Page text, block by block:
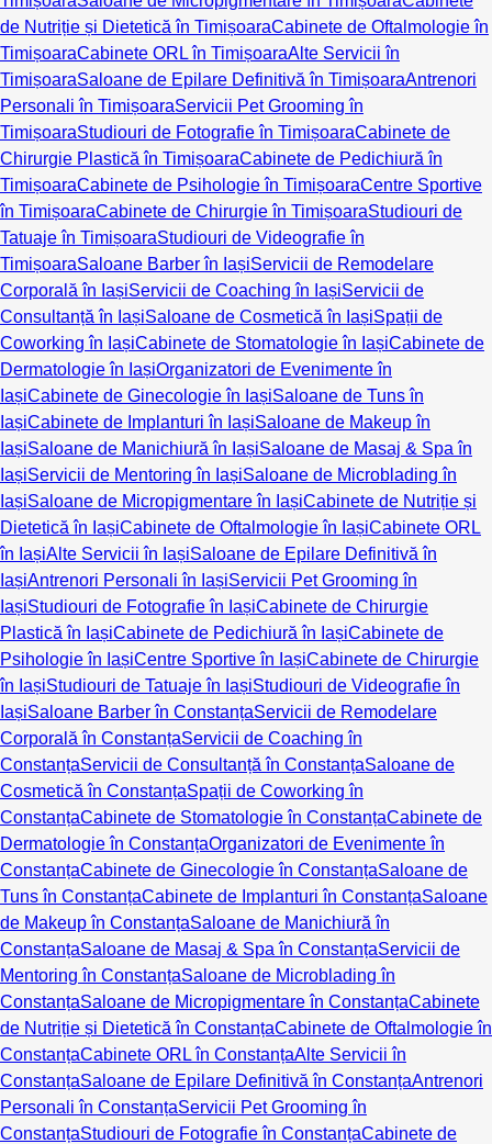
de Nutriție și Dietetică în TimișoaraCabinete de Oftalmologie în
TimișoaraCabinete ORL în TimișoaraAlte Servicii în
TimișoaraSaloane de Epilare Definitivă în TimișoaraAntrenori
Personali în TimișoaraServicii Pet Grooming în
TimișoaraStudiouri de Fotografie în TimișoaraCabinete de
Chirurgie Plastică în TimișoaraCabinete de Pedichiură în
TimișoaraCabinete de Psihologie în TimișoaraCentre Sportive
în TimișoaraCabinete de Chirurgie în TimișoaraStudiouri de
Tatuaje în TimișoaraStudiouri de Videografie în
TimișoaraSaloane Barber în IașiServicii de Remodelare
Corporală în IașiServicii de Coaching în IașiServicii de
Consultanță în IașiSaloane de Cosmetică în IașiSpații de
Coworking în IașiCabinete de Stomatologie în IașiCabinete de
Dermatologie în IașiOrganizatori de Evenimente în
IașiCabinete de Ginecologie în IașiSaloane de Tuns în
IașiCabinete de Implanturi în IașiSaloane de Makeup în
IașiSaloane de Manichiură în IașiSaloane de Masaj & Spa în
IașiServicii de Mentoring în IașiSaloane de Microblading în
IașiSaloane de Micropigmentare în IașiCabinete de Nutriție și
Dietetică în IașiCabinete de Oftalmologie în IașiCabinete ORL
în IașiAlte Servicii în IașiSaloane de Epilare Definitivă în
IașiAntrenori Personali în IașiServicii Pet Grooming în
IașiStudiouri de Fotografie în IașiCabinete de Chirurgie
Plastică în IașiCabinete de Pedichiură în IașiCabinete de
Psihologie în IașiCentre Sportive în IașiCabinete de Chirurgie
în IașiStudiouri de Tatuaje în IașiStudiouri de Videografie în
IașiSaloane Barber în ConstanțaServicii de Remodelare
Corporală în ConstanțaServicii de Coaching în
ConstanțaServicii de Consultanță în ConstanțaSaloane de
Cosmetică în ConstanțaSpații de Coworking în
ConstanțaCabinete de Stomatologie în ConstanțaCabinete de
Dermatologie în ConstanțaOrganizatori de Evenimente în
ConstanțaCabinete de Ginecologie în ConstanțaSaloane de
Tuns în ConstanțaCabinete de Implanturi în ConstanțaSaloane
de Makeup în ConstanțaSaloane de Manichiură în
ConstanțaSaloane de Masaj & Spa în ConstanțaServicii de
Mentoring în ConstanțaSaloane de Microblading în
ConstanțaSaloane de Micropigmentare în ConstanțaCabinete
de Nutriție și Dietetică în ConstanțaCabinete de Oftalmologie în
ConstanțaCabinete ORL în ConstanțaAlte Servicii în
ConstanțaSaloane de Epilare Definitivă în ConstanțaAntrenori
Personali în ConstanțaServicii Pet Grooming în
ConstanțaStudiouri de Fotografie în ConstanțaCabinete de